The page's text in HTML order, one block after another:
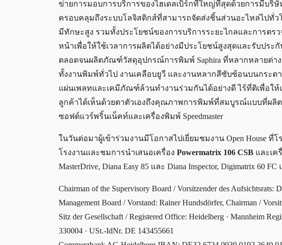
ข่ายการมอบการบริการของไฮเดลเบิร์กที่ใหญ่ที่สุดด้วยการมีบ
ครอบคลุมถึงระบบโลจิสติกส์ที่สามารถจัดส่งชิ้นส่วนอะไหล่ไปทั่ว
มีทักษะสูง รวมทั้งประโยชน์ของการบริการระยะไกลและการต
หน้าเพื่อให้ใช้เวลาการผลิตได้อย่างมีประโยชน์สูงสุดและรับปร
ตลอดจนผลิตภัณฑ์วัสดุอุปกรณ์การพิมพ์ Saphira ที่หลากหลายต่า
ทั้งงานพิมพ์ทั่วไป งานเคลือบยูวี และงานหลากสีซับซ้อนบนกระด
แผ่นเพลทและเคมีภัณฑ์ล้วนทำงานร่วมกันได้อย่างดี ไร้ที่ติเพื่อใ
ลูกค้าได้เห็นด้วยตาตัวเองถึงคุณภาพการพิมพ์ที่สมบูรณ์แบบที่ผลิ
ซอฟต์แวร์พริ้นเน็คท์และเครื่องพิมพ์ Speedmaster
ในวันต่อมาผู้เข้าร่วมงานมีโอกาสไปเยี่ยมชมงาน Open House ที่
โรงงานและชมการนำเสนอเครื่อง Powermatrix 106 CSB และเค
MasterDrive, Diana Easy 85 และ Diana Inspector, Digimatrix 60 FC
Chairman of the Supervisory Board / Vorsitzender des Aufsichtsrats:
Management Board / Vorstand: Rainer Hundsdörfer, Chairman /
Sitz der Gesellschaft / Registered Office: Heidelberg · Mannheim
330004 · USt.-IdNr. DE 143455661